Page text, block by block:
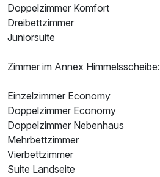
Ausstattung
Doppelzimmer Komfort
Dreibettzimmer
Juniorsuite
Zimmer im Annex Himmelsscheibe:
Einzelzimmer Economy
Doppelzimmer Economy
Doppelzimmer Nebenhaus
Mehrbettzimmer
Vierbettzimmer
Suite Landseite